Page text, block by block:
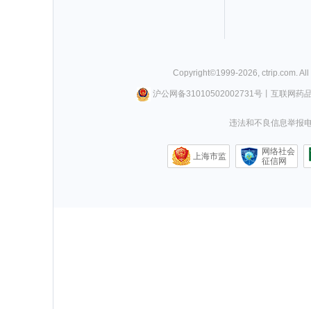
Copyright©1999-2026 ctrip.com .
沪公网备31010502002731号丨 互联网药
违法和不良信息举报
上海市监
网络社会
征信网